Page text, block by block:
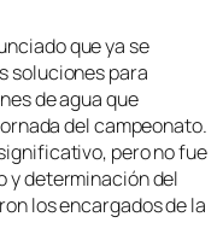
que ya se
soluciones para
de agua que
del campeonato.
pero no fue
y determinación del
los encargados de la